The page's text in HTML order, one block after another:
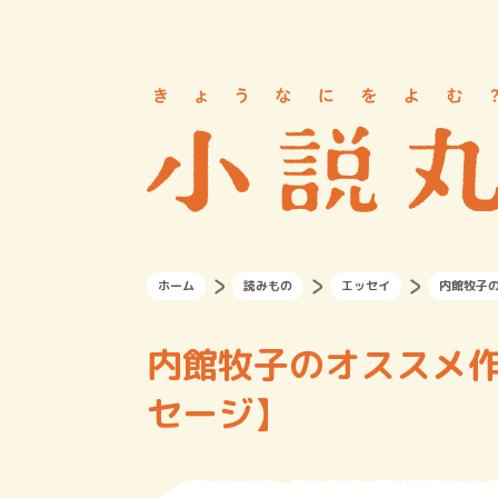
ホーム 読みもの エッセイ 内館牧子
内館牧子のオススメ
セージ】